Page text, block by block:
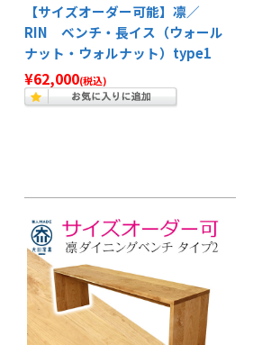
【サイズオーダー可能】凛／
RIN ベンチ・長イス（ウォール
ナット・ウォルナット）type1
¥62,000(税込)